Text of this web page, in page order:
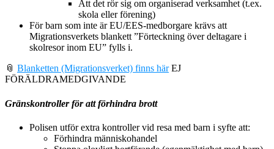
Att det rör sig om organiserad verksamhet (t.ex.
skola eller förening)
För barn som inte är EU/EES-medborgare krävs att
Migrationsverkets blankett ”Förteckning över deltagare i
skolresor inom EU” fylls i.
📎 Blanketten (Migrationsverket) finns härEJ
FÖRÄLDRAMEDGIVANDE
Gränskontroller för att förhindra brott
Polisen utför extra kontroller vid resa med barn i syfte att:
Förhindra människohandel